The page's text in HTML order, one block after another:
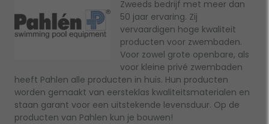
Zweeds bedrijf met meer dan
50 jaar ervaring. Zij
vervaardigen hoge kwaliteit
producten voor zwembaden.
Voor zowel grote openbare, als
voor kleine privé zwembaden
heeft Pahlen alle producten in huis. Hun producten
worden gemaakt van eersteklas kwaliteitsmaterialen en
staan garant voor een uitstekende levensduur. Op de
producten van Pahlen kun je bouwen!